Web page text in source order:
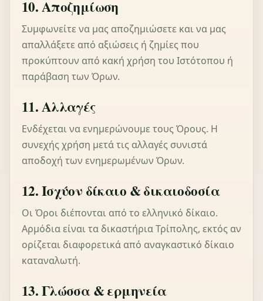
10. Αποζημίωση
Συμφωνείτε να μας αποζημιώσετε και να μας
απαλλάξετε από αξιώσεις ή ζημίες που
προκύπτουν από κακή χρήση του Ιστότοπου ή
παράβαση των Όρων.
11. Αλλαγές
Ενδέχεται να ενημερώνουμε τους Όρους. Η
συνεχής χρήση μετά τις αλλαγές συνιστά
αποδοχή των ενημερωμένων Όρων.
12. Ισχύον δίκαιο & δικαιοδοσία
Οι Όροι διέπονται από το ελληνικό δίκαιο.
Αρμόδια είναι τα δικαστήρια Τρίπολης, εκτός αν
ορίζεται διαφορετικά από αναγκαστικό δίκαιο
καταναλωτή.
13. Γλώσσα & ερμηνεία